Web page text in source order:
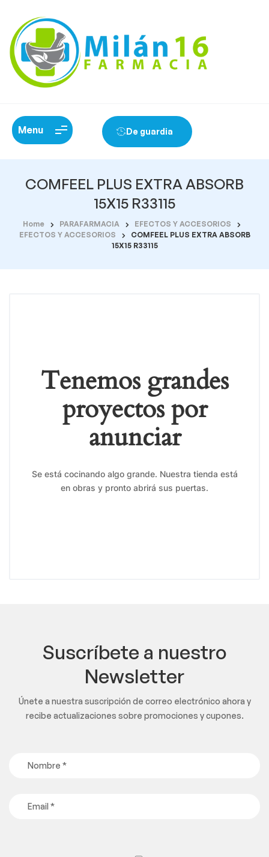
Menu De guardia
COMFEEL PLUS EXTRA ABSORB
15X15 R33115
Home PARAFARMACIA
EFECTOS Y ACCESORIOS
EFECTOS Y ACCESORIOS
COMFEEL PLUS EXTRA ABSORB
15X15 R33115
Tenemos grandes
proyectos por
anunciar
Se está cocinando algo grande. Nuestra tienda está
en obras y pronto abrirá sus puertas.
Suscríbete a nuestro
Newsletter
Únete a nuestra suscripción de correo electrónico ahora y
recibe actualizaciones sobre promociones y cupones.